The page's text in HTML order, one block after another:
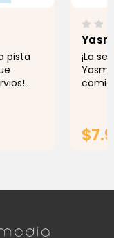
pista
¡La